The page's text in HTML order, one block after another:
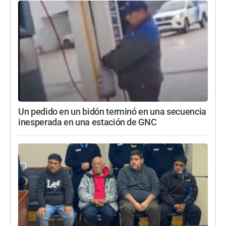
Un pedido en un bidón terminó en una secuencia
inesperada en una estación de GNC